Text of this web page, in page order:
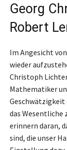
Georg
Robert
Im Angesicht
wieder
Christoph
Mathematiker
Geschwätzigkeit
das Wesentliche
erinnern daran,
sind, die unser